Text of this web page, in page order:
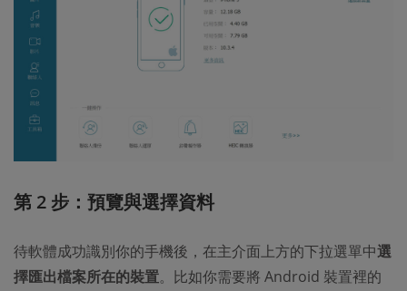
第 2 步：預覽與選擇資料
待軟體成功識別你的手機後，在主介面上方的下拉選單中選
擇匯出檔案所在的裝置。比如你需要將 Android 裝置裡的